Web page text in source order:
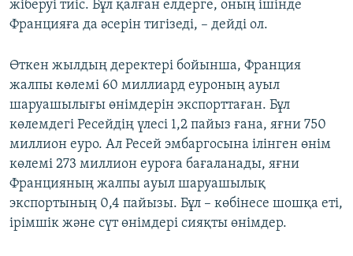
жіберуі тиіс. Бұл қалған елдерге, оның ішінде
Францияға да әсерін тигізеді, – дейді ол.
Өткен жылдың деректері бойынша, Франция
жалпы көлемі 60 миллиард еуроның ауыл
шаруашылығы өнімдерін экспорттаған. Бұл
көлемдегі Ресейдің үлесі 1,2 пайыз ғана, яғни 750
миллион еуро. Ал Ресей эмбаргосына ілінген өнім
көлемі 273 миллион еуроға бағаланады, яғни
Францияның жалпы ауыл шаруашылық
экспортының 0,4 пайызы. Бұл – көбінесе шошқа еті,
ірімшік және сүт өнімдері сияқты өнімдер.